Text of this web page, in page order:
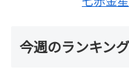
今週のランキング